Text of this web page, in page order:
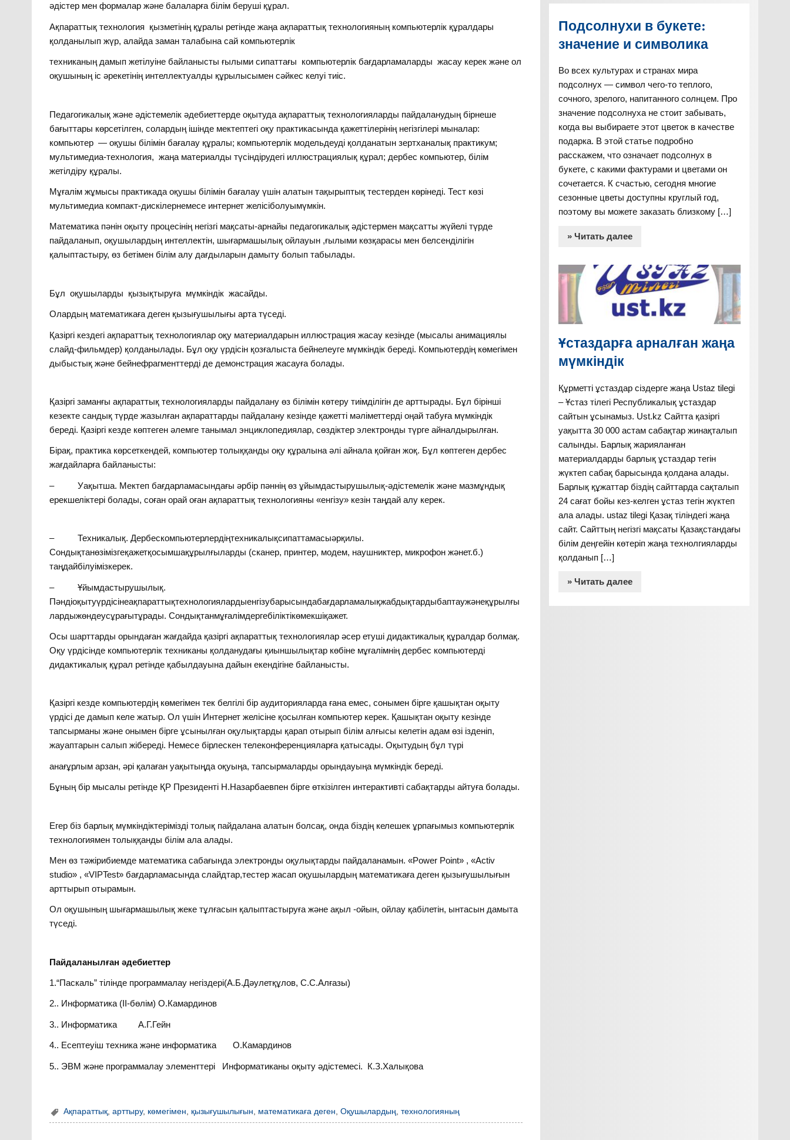
әдістер мен формалар және балаларға білім беруші құрал.
Ақпараттық технология қызметінің құралы ретінде жаңа ақпараттық технологияның компьютерлік құралдары
қолданылып жүр, алайда заман талабына сай компьютерлік
техниканың дамып жетілуіне байланысты ғылыми сипаттағы компьютерлік бағдарламаларды жасау керек және ол
оқушының іс әрекетінің интеллектуалды құрылысымен сәйкес келуі тиіс.
Педагогикалық және әдістемелік әдебиеттерде оқытуда ақпараттық технологияларды пайдаланудың бірнеше
бағыттары көрсетілген, солардың ішінде мектептегі оқу практикасында қажеттілерінің негізгілері мыналар:
компьютер — оқушы білімін бағалау құралы; компьютерлік модельдеуді қолданатын зертханалық практикум;
мультимедиа-технология, жаңа материалды түсіндірудегі иллюстрациялық құрал; дербес компьютер, білім
жетілдіру құралы.
Мұғалім жұмысы практикада оқушы білімін бағалау үшін алатын тақырыптық тестерден көрінеді. Тест көзі
мультимедиа компакт-дискілернемесе интернет желісіболуымүмкін.
Математика пәнін оқыту процесінің негізгі мақсаты-арнайы педагогикалық әдістермен мақсатты жүйелі түрде
пайдаланып, оқушылардың интеллектін, шығармашылық ойлауын ,ғылыми көзқарасы мен белсенділігін
қалыптастыру, өз бетімен білім алу дағдыларын дамыту болып табылады.
Бұл оқушыларды қызықтыруға мүмкіндік жасайды.
Олардың математикаға деген қызығушылығы арта түседі.
Қазіргі кездегі ақпараттық технологиялар оқу материалдарын иллюстрация жасау кезінде (мысалы анимациялы
слайд-фильмдер) қолданылады. Бұл оқу үрдісін қозғалыста бейнелеуге мүмкіндік береді. Компьютердің көмегімен
дыбыстық және бейнефрагменттерді де демонстрация жасауға болады.
Қазіргі заманғы ақпараттық технологияларды пайдалану өз білімін көтеру тиімділігін де арттырады. Бұл бірінші
кезекте сандық түрде жазылған ақпараттарды пайдалану кезінде қажетті мәліметтерді оңай табуға мүмкіндік
береді. Қазіргі кезде көптеген әлемге танымал энциклопедиялар, сөздіктер электронды түрге айналдырылған.
Бірақ, практика көрсеткендей, компьютер толыққанды оқу құралына әлі айнала қойған жоқ. Бұл көптеген дербес
жағдайларға байланысты:
– Уақытша. Мектеп бағдарламасындағы әрбір пәннің өз ұйымдастырушылық-әдістемелік және мазмұндық
ерекшеліктері болады, соған орай оған ақпараттық технологияны «енгізу» кезін таңдай алу керек.
– Техникалық. Дербескомпьютерлердіңтехникалықсипаттамасыәрқилы.
Сондықтанөзімізгеқажетқосымшақұрылғыларды (сканер, принтер, модем, наушниктер, микрофон жәнет.б.)
таңдайбілуімізкерек.
– Ұйымдастырушылық.
Пәндіоқытуүрдісінеақпараттықтехнологиялардыенгізубарысындабағдарламалықжабдықтардыбаптаужәнеқұрылғы
лардыжөндеусұрағытұрады. Сондықтанмұғалімдергебіліктікөмекшіқажет.
Осы шарттарды орындаған жағдайда қазіргі ақпараттық технологиялар әсер етуші дидактикалық құралдар болмақ.
Оқу үрдісінде компьютерлік техниканы қолданудағы қиыншылықтар көбіне мұғалімнің дербес компьютерді
дидактикалық құрал ретінде қабылдауына дайын екендігіне байланысты.
Қазіргі кезде компьютердің көмегімен тек белгілі бір аудиторияларда ғана емес, сонымен бірге қашықтан оқыту
үрдісі де дамып келе жатыр. Ол үшін Интернет желісіне қосылған компьютер керек. Қашықтан оқыту кезінде
тапсырманы және онымен бірге ұсынылған оқулықтарды қарап отырып білім алғысы келетін адам өзі ізденіп,
жауаптарын салып жібереді. Немесе бірлескен телеконференцияларға қатысады. Оқытудың бұл түрі
анағұрлым арзан, әрі қалаған уақытыңда оқуыңа, тапсырмаларды орындауыңа мүмкіндік береді.
Бұның бір мысалы ретінде ҚР Президенті Н.Назарбаевпен бірге өткізілген интерактивті сабақтарды айтуға болады.
Егер біз барлық мүмкіндіктерімізді толық пайдалана алатын болсақ, онда біздің келешек ұрпағымыз компьютерлік
технологиямен толыққанды білім ала алады.
Мен өз тәжірибиемде математика сабағында электронды оқулықтарды пайдаланамын. «Power Point» , «Activ
studio» , «VIPTest» бағдарламасында слайдтар,тестер жасап оқушылардың математикаға деген қызығушылығын
арттырып отырамын.
Ол оқушының шығармашылық жеке тұлғасын қалыптастыруға және ақыл -ойын, ойлау қабілетін, ынтасын дамыта
түседі.
Пайдаланылған әдебиеттер
1.“Паскаль” тілінде программалау негіздері(А.Б.Дәулетқұлов, С.С.Алғазы)
2.. Информатика (ІІ-бөлім) О.Камардинов
3.. Информатика А.Г.Гейн
4.. Есептеуіш техника және информатика О.Камардинов
5.. ЭВМ және программалау элементтері Информатиканы оқыту әдістемесі. К.З.Халықова
Ақпараттық ,арттыру, көмегімен қызығушылығын математикаға деген ,Оқушылардың ,технологияның
Подсолнухи в букете:
значение и символика
Во всех культурах и странах мира
подсолнух — символ чего-то теплого,
сочного, зрелого, напитанного солнцем. Про
значение подсолнуха не стоит забывать,
когда вы выбираете этот цветок в качестве
подарка. В этой статье подробно
расскажем, что означает подсолнух в
букете, с какими фактурами и цветами он
сочетается. К счастью, сегодня многие
сезонные цветы доступны круглый год,
поэтому вы можете заказать близкому […]
» Читать далее
Ұстаздарға арналған жаңа
мүмкіндік
Құрметті ұстаздар сіздерге жаңа Ustaz tilegi
– Ұстаз тілегі Республикалық ұстаздар
сайтын ұсынамыз. Ust.kz Сайтта қазіргі
уақытта 30 000 астам сабақтар жинақталып
салынды. Барлық жарияланған
материалдарды барлық ұстаздар тегін
жүктеп сабақ барысында қолдана алады.
Барлық құжаттар біздің сайттарда сақталып
24 сағат бойы кез-келген ұстаз тегін жүктеп
ала алады. ustaz tilegi Қазақ тіліндегі жаңа
сайт. Сайттың негізгі мақсаты Қазақстандағы
білім деңгейін көтеріп жаңа технолгияларды
қолданып […]
» Читать далее